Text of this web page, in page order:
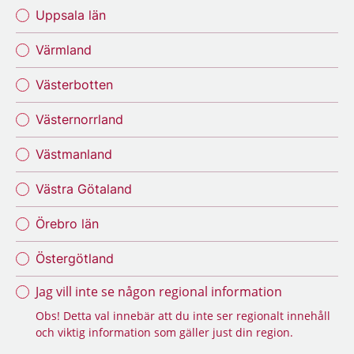
Uppsala län
Värmland
Västerbotten
Västernorrland
Västmanland
Västra Götaland
Örebro län
Östergötland
Jag vill inte se någon regional information
Obs! Detta val innebär att du inte ser regionalt innehåll
och viktig information som gäller just din region.